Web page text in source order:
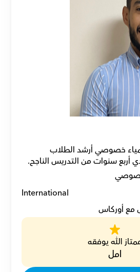
أربع سنوات من التدريس الناجح.
International
مع أوركاس
الله يوفقه
امل